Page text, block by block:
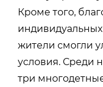
Кроме того,
жители смогли
условия. Среди
три